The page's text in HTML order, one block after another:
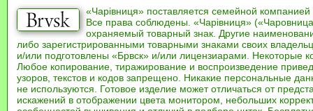
«Чарівниця» поставляется семейной компанией
Все права соблюдены. «Чарівниця»
охраняемый товарный знак. Другие
либо зарегистрированными товарными знаками своих
и/или подготовлены «Брвск» и/или лицензиарами. Некоторые
Любое копирование, тиражирование и воспроизведение
узоров, текстов и кодов запрещено. Никакие персональные
не используются. Готовое изделие может отличаться от
искажений в отображении цвета монитором, небольших